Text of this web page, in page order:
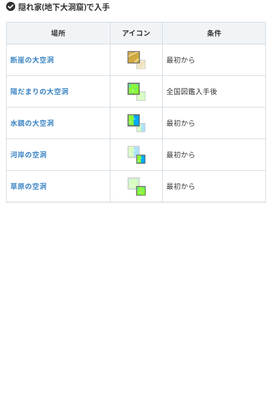
隠れ家(地下大洞窟)で入手
場所 アイコン 条件
断崖の大空洞 最初から
陽だまりの大空洞 全国図鑑入手後
水鏡の大空洞 最初から
河岸の空洞 最初から
草原の空洞 最初から